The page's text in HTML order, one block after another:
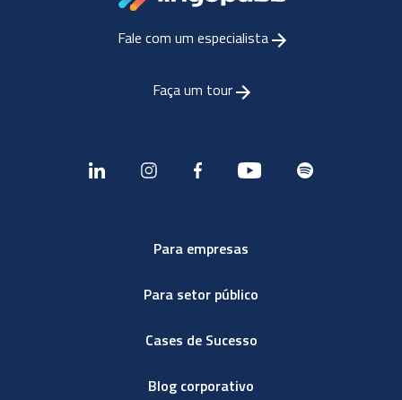
Fale com um especialista
Faça um tour
Para empresas
Para setor público
Cases de Sucesso
Blog corporativo